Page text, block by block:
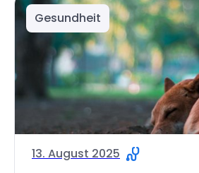
Gesundheit
13. August 2025